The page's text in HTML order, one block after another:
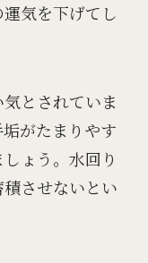
気を下げてし
とされていま
がたまりやす
ょう。水回り
させないとい